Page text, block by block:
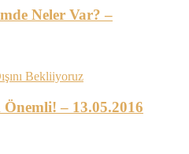
Neler Var? –
– 13.05.2016